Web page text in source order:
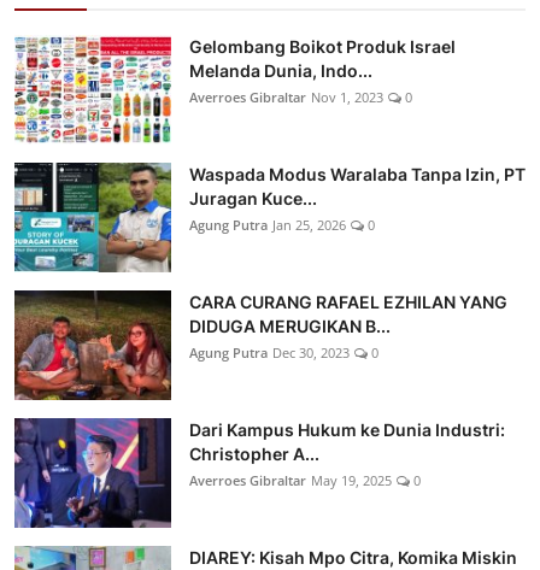
Gelombang Boikot Produk Israel
Melanda Dunia, Indo...
Averroes Gibraltar Nov 1, 2023 0
Waspada Modus Waralaba Tanpa Izin, PT
Juragan Kuce...
Agung Putra Jan 25, 2026 0
CARA CURANG RAFAEL EZHILAN YANG
DIDUGA MERUGIKAN B...
Agung Putra Dec 30, 2023 0
Dari Kampus Hukum ke Dunia Industri:
Christopher A...
Averroes Gibraltar May 19, 2025 0
DIAREY: Kisah Mpo Citra, Komika Miskin